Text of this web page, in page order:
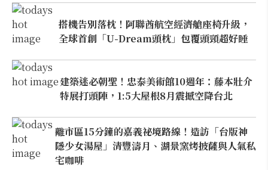
搭機告別落枕！阿聯酋航空經濟艙座椅升級，
全球首創「U-Dream頭枕」包覆頭頸超好睡
建築迷必朝聖！忠泰美術館10週年：藤本壯介
特展打頭陣，1:5大屋根8月震撼空降台北
離市區15分鐘的嘉義祕境路線！造訪「台版神
隱少女湯屋」清豐濤月、湖景窯烤披薩與人氣私
宅咖啡